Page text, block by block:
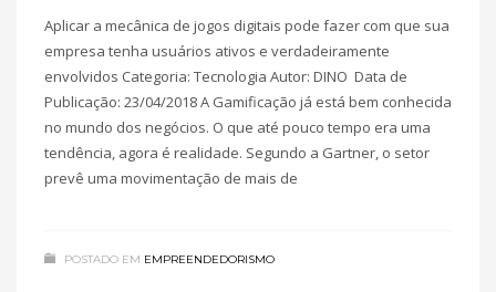
Aplicar a mecânica de jogos digitais pode fazer com que sua
empresa tenha usuários ativos e verdadeiramente
envolvidos Categoria: Tecnologia Autor: DINO Data de
Publicação: 23/04/2018 A Gamificação já está bem conhecida
no mundo dos negócios. O que até pouco tempo era uma
tendência, agora é realidade. Segundo a Gartner, o setor
prevê uma movimentação de mais de
POSTADO EM EMPREENDEDORISMO